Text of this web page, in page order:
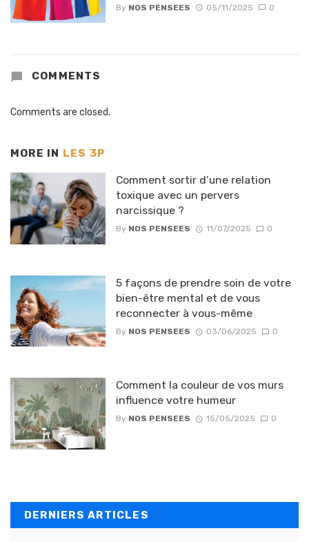
By NOS PENSEES 05/11/2025 0
COMMENTS
Comments are closed.
MORE IN LES 3P
Comment sortir d’une relation
toxique avec un pervers
narcissique ?
By NOS PENSEES 11/07/2025 0
5 façons de prendre soin de votre
bien-être mental et de vous
reconnecter à vous-même
By NOS PENSEES 03/06/2025 0
Comment la couleur de vos murs
influence votre humeur
By NOS PENSEES 15/05/2025 0
DERNIERS ARTICLES